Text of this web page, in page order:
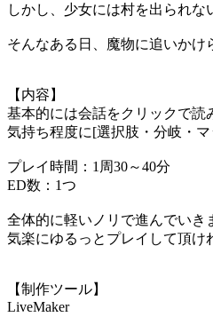
しかし、少女には村を出られな
そんなある日、魔物に追いか
【内容】
基本的には会話をクリックで読
気持ち程度に[選択肢・分岐・マ
プレイ時間：1周30～40分
ED数：1つ
全体的に軽いノリで進んでいき
気楽にゆるっとプレイして頂け
【制作ツール】
LiveMaker